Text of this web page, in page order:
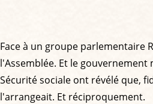
Face à un groupe parlementaire
l'Assemblée. Et le
Sécurité sociale ont révélé que,
l'arrangeait. Et réciproquement.